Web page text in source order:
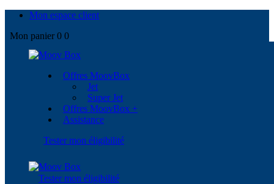
Mon espace client
Mon panier 0 0
Offres MoovBox
Jet
Super Jet
Offres MoovBox +
Assistance
Tester mon éligibilité
Tester mon éligibilité